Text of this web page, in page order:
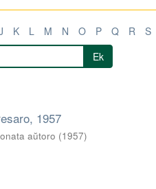
K L M N O P Q R S
Ek
1957
aŭtoro (1957)